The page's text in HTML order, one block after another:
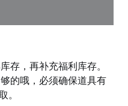
存，再补充福利库存。
的哦，必须确保道具有
。